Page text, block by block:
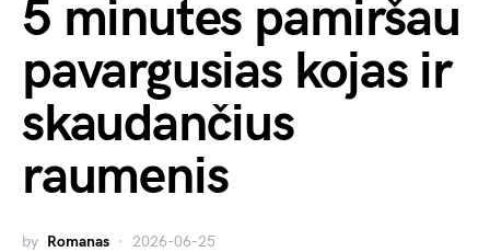
5 minutes pamiršau
pavargusias kojas ir
skaudančius
raumenis
by Romanas 2026-06-25